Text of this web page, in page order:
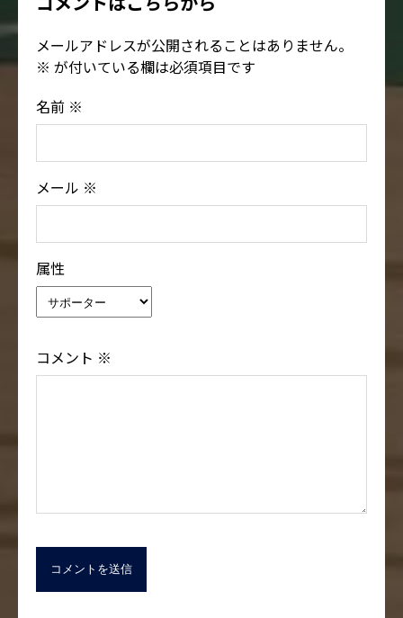
メールアドレスが公開されることはありません。
※ が付いている欄は必須項目です
名前 ※
メール ※
属性
コメント ※